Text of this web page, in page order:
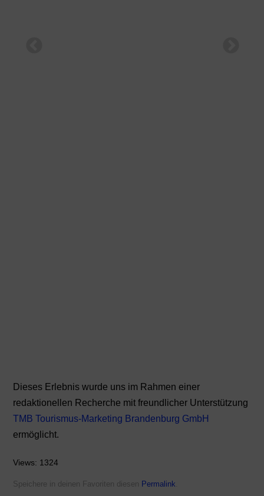
Dieses Erlebnis wurde uns im Rahmen einer
redaktionellen Recherche mit freundlicher Unterstützung
TMB Tourismus-Marketing Brandenburg GmbH
ermöglicht.
Views: 1324
Speichere in deinen Favoriten diesen Permalink